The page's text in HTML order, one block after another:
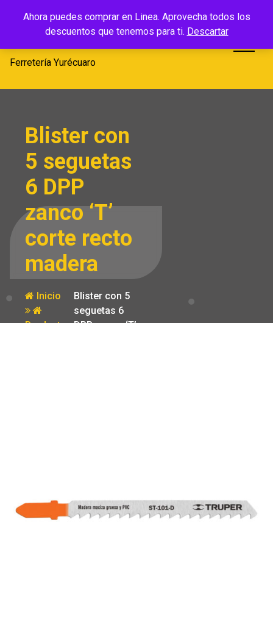
Ahora puedes comprar en Linea. Aprovecha todos los
descuentos que tenemos para ti. Descartar
Ferretería
Yurécuaro
Ferretería Yurécuaro
Blister con
5 seguetas
6 DPP
zanco ‘T’
corte recto
madera
Inicio
Producto
Blister con 5
seguetas 6
DPP zanco ‘T’